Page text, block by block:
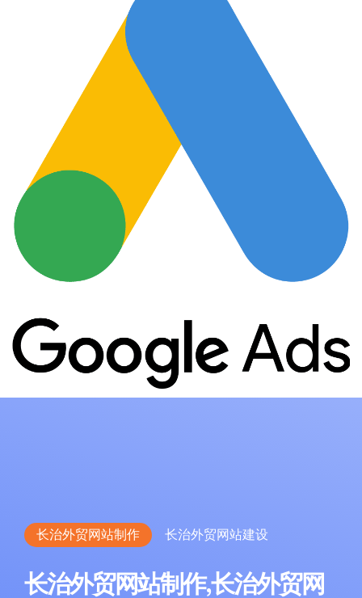
长治外贸网站制作 长治外贸网站建设
长治外贸网站制作,长治外贸网